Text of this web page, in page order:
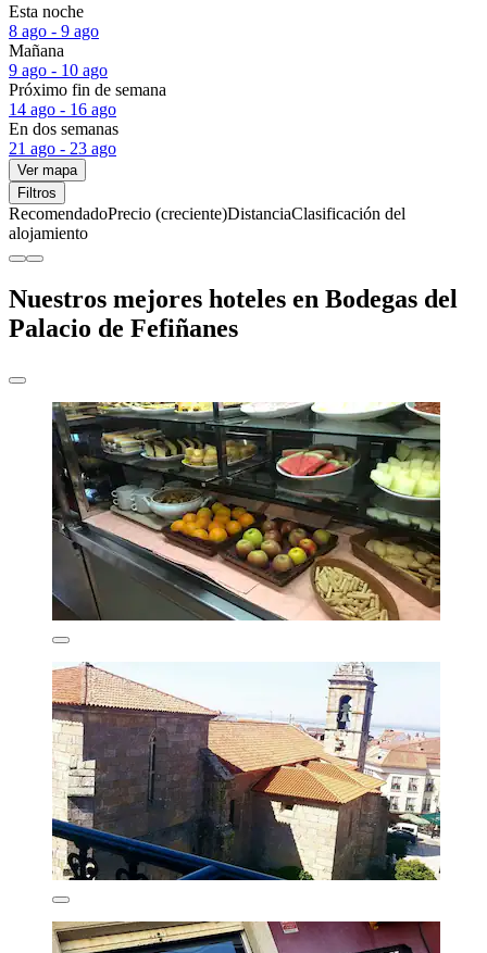
Esta noche
8 ago - 9 ago
Mañana
9 ago - 10 ago
Próximo fin de semana
14 ago - 16 ago
En dos semanas
21 ago - 23 ago
Ver mapa
Filtros
RecomendadoPrecio (creciente)DistanciaClasificación del
alojamiento
Nuestros mejores hoteles en Bodegas del
Palacio de Fefiñanes